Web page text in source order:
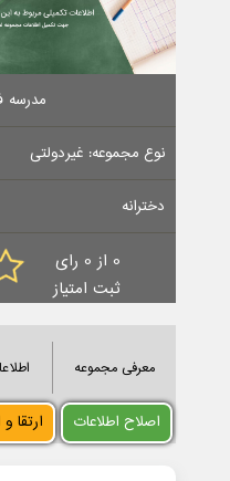
مدرسه
نوع مجموعه: غیردولتی
دخترانه
0 از 0 رای
ثبت امتیاز
معرفی مجموعه
اصلاح اطلاعات ارتقا